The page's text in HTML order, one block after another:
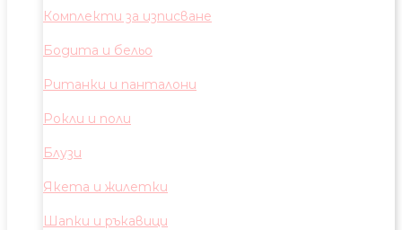
Комплекти за изписване
Бодита и бельо
Ританки и панталони
Рокли и поли
Блузи
Якета и жилетки
Шапки и ръкавици